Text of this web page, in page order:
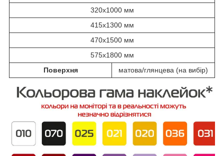
320х1000 мм
415х1300 мм
470х1500 мм
575х1800 мм
Поверхня
матова/глянцева (на вибір)